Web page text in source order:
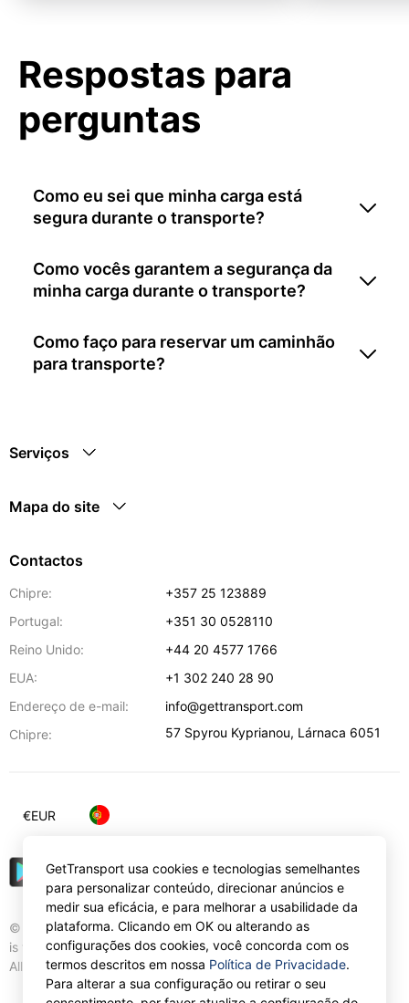
Respostas para
perguntas
Como eu sei que minha carga está
segura durante o transporte?
Como vocês garantem a segurança da
minha carga durante o transporte?
Como faço para reservar um caminhão
para transporte?
Serviços
Mapa do site
Contactos
Chipre:
+357 25 123889
Portugal:
+351 30 0528110
Reino Unido:
+44 20 4577 1766
EUA:
+1 302 240 28 90
Endereço de e-mail:
info@gettransport.com
Chipre:
57 Spyrou Kyprianou, Lárnaca 6051
© Gettransport International Limited. GetTransport®
is trademark of Gettransport International Limited.
All rights reserved.
€EUR
GetTransport usa cookies e tecnologias semelhantes
para personalizar conteúdo, direcionar anúncios e
medir sua eficácia, e para melhorar a usabilidade da
plataforma. Clicando em OK ou alterando as
configurações dos cookies, você concorda com os
termos descritos em nossa Política de Privacidade.
Para alterar a sua configuração ou retirar o seu